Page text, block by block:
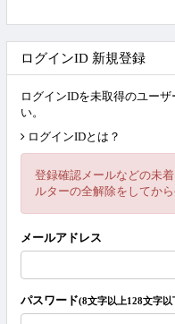
ログインID 新規登録
ログインIDを未取得のユー
い。
ログインIDとは？
登録確認メールなどの未
ルターの全解除をしてか
メールアドレス
パスワード(8文字以上128文字以